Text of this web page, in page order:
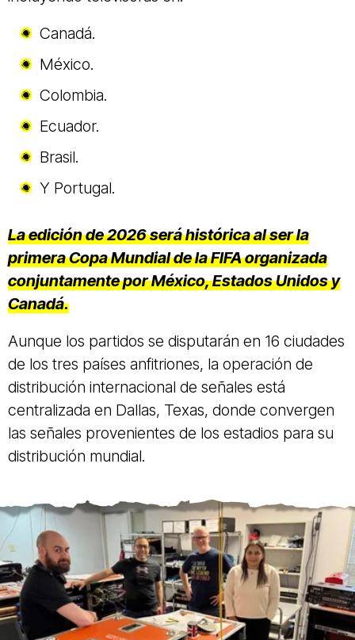
Canadá.
México.
Colombia.
Ecuador.
Brasil.
Y Portugal.
La edición de 2026 será histórica al ser la
primera Copa Mundial de la FIFA organizada
conjuntamente por México, Estados Unidos y
Canadá.
Aunque los partidos se disputarán en 16 ciudades
de los tres países anfitriones, la operación de
distribución internacional de señales está
centralizada en Dallas, Texas, donde convergen
las señales provenientes de los estadios para su
distribución mundial.